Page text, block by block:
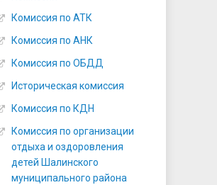
Комиссия по АТК
Комиссия по АНК
Комиссия по ОБДД
Историческая комиссия
Комиссия по КДН
Комиссия по организации
отдыха и оздоровления
детей Шалинского
муниципального района